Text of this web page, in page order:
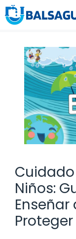
Saltar
al
Niños:
Enseñar